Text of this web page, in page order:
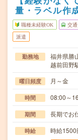
量・ラベル作
職種未経験OK 交
派遣
勤務地
福井県勝
越前田野
曜日頻度 月～金
時間 08:00～
期間 長期でお
時給 時給1500